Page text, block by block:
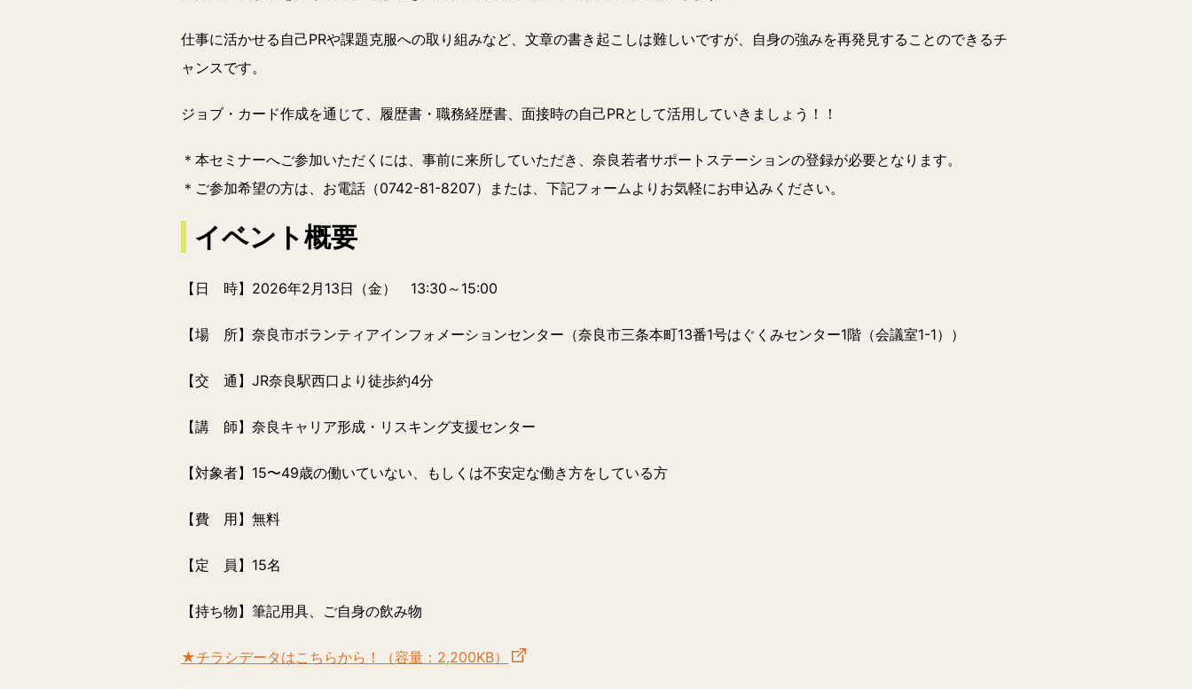
仕事に活かせる自己PRや課題克服への取り組みなど、文章の書き起こしは難しいですが、自身の強みを再発見することのできるチ
ャンスです。
ジョブ・カード作成を通じて、履歴書・職務経歴書、面接時の自己PRとして活用していきましょう！！
＊本セミナーへご参加いただくには、事前に来所していただき、奈良若者サポートステーションの登録が必要となります。
＊ ご参加希望の方は、お電話（0742-81-8207）または、下記フォームよりお気軽にお申込みください。
イベント概要
【日 時】 2026年2月13日（金） 13:30～15:00
【場 所】奈良市ボランティアインフォメーションセンター（奈良市三条本町13番1号はぐくみセンター1階（会議室1-1））
【交 通】JR奈良駅西口より徒歩約4分
【講 師】奈良キャリア形成・リスキング支援センター
【対象者】 15〜49歳の働いていない、もしくは不安定な働き方をしている方
【費 用】無料
【定 員】15名
【持ち物】 筆記用具、ご自身の飲み物
★チラシデータはこちらから！（容量：2,200KB）